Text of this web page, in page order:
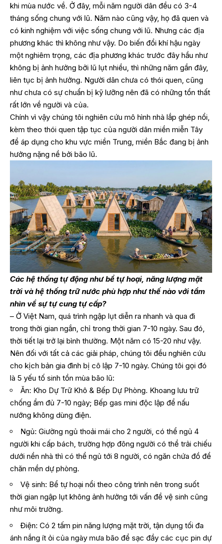
khi mùa nước về. Ở đây, mỗi năm người dân đều có 3-4
tháng sống chung với lũ. Năm nào cũng vậy, họ đã quen và
có kinh nghiệm với việc sống chung với lũ. Nhưng các địa
phương khác thì không như vậy. Do biến đổi khí hậu ngày
một nghiêm trọng, các địa phương khác trước đây hầu như
không bị ảnh hưởng bởi lũ lụt nhiều, thì những năm gần đây,
liên tục bị ảnh hưởng. Người dân chưa có thói quen, cũng
như chưa có sự chuẩn bị kỹ lưỡng nên đã có những tổn thất
rất lớn về người và của.
Chính vì vậy chúng tôi nghiên cứu mô hình nhà lắp ghép nổi,
kèm theo thói quen tập tục của người dân miền miễn Tây
để áp dụng cho khu vực miền Trung, miền Bắc đang bị ảnh
hưởng nặng nề bởi bão lũ.
Các hệ thống tự động như bể tự hoại, năng lượng mặt
trời và hệ thống trữ nước phù hợp như thế nào với tầm
nhìn về sự tự cung tự cấp?
– Ở Việt Nam, quá trình ngập lụt diễn ra nhanh và qua đi
trong thời gian ngắn, chỉ trong thời gian 7-10 ngày. Sau đó,
thời tiết lại trở lại bình thường. Một năm có 15-20 như vậy.
Nên đối với tất cả các giải pháp, chúng tôi đều nghiên cứu
cho kịch bản gia đình bị cô lập 7-10 ngày. Chúng tôi gọi đó
là 5 yếu tố sinh tồn mùa bão lũ:
Ăn: Kho Dự Trữ Khô & Bếp Dự Phòng. Khoang lưu trữ
chống ẩm đủ 7-10 ngày; Bếp gas mini độc lập để nấu
nướng không dùng điện.
Ngủ: Giường ngủ thoải mái cho 2 người, có thể ngủ 4
người khi cấp bách, trường hợp đông người có thể trải chiếu
dưới nền nhà thì có thể ngủ tới 8 người, có ngăn chứa đồ để
chăn mền dự phòng.
Vệ sinh: Bể tự hoại nổi theo công trình nên trong suốt
thời gian ngập lụt không ảnh hưởng tới vấn đề vệ sinh cũng
như môi trường.
Điện: Có 2 tấm pin năng lượng mặt trời, tận dụng tối đa
ánh nắng ít ỏi của ngày mưa bão để sạc đầy các cục pin dự